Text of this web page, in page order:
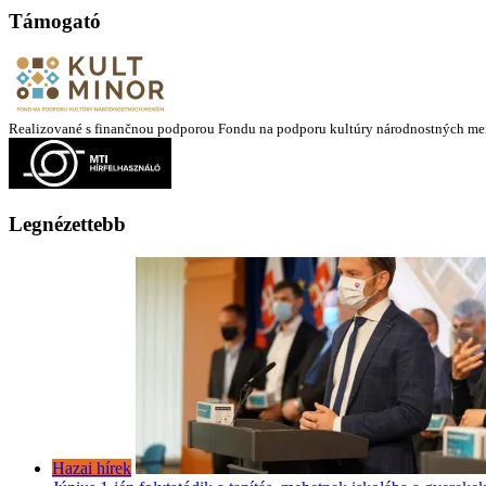
Támogató
Realizované s finančnou podporou Fondu na podporu kultúry národnostných
Legnézettebb
Hazai hírek